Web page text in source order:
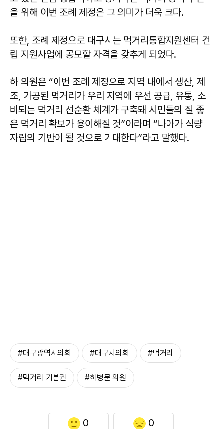
을 위해 이번 조례 제정은 그 의미가 더욱 크다.
또한, 조례 제정으로 대구시는 먹거리통합지원센터 건
립 지원사업에 공모할 자격을 갖추게 되었다.
하 의원은 “이번 조례 제정으로 지역 내에서 생산, 제
조, 가공된 먹거리가 우리 지역에 우선 공급, 유통, 소
비되는 먹거리 선순환 체계가 구축돼 시민들의 질 좋
은 먹거리 확보가 용이해질 것”이라며 “나아가 식량
자립의 기반이 될 것으로 기대한다”라고 말했다.
#대구광역시의회 #대구시의회 #먹거리
#먹거리 기본권 #하병문 의원
0 0